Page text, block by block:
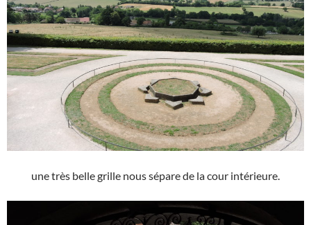
une très belle grille nous sépare de la cour intérieure.